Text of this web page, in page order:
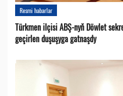
Resmi habarlar
Türkmen ilçisi ABŞ-nyň Döwlet
geçirlen duşuşyga gatnaşdy